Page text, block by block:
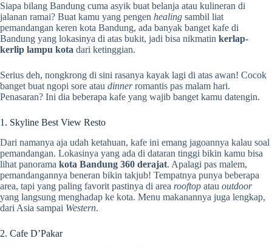
Siapa bilang Bandung cuma asyik buat belanja atau kulineran di
jalanan ramai? Buat kamu yang pengen healing sambil liat
pemandangan keren kota Bandung, ada banyak banget kafe di
Bandung yang lokasinya di atas bukit, jadi bisa nikmatin kerlap-
kerlip lampu kota dari ketinggian.
Serius deh, nongkrong di sini rasanya kayak lagi di atas awan! Cocok
banget buat ngopi sore atau dinnerromantis pas malam hari.
Penasaran? Ini dia beberapa kafe yang wajib banget kamu datengin.
1. Skyline Best View Resto
Dari namanya aja udah ketahuan, kafe ini emang jagoannya kalau soal
pemandangan. Lokasinya yang ada di dataran tinggi bikin kamu bisa
lihat panorama kota Bandung 360 derajat. Apalagi pas malem,
pemandangannya beneran bikin takjub! Tempatnya punya beberapa
area, tapi yang paling favorit pastinya di area rooftop atau outdoor
yang langsung menghadap ke kota. Menu makanannya juga lengkap,
dari Asia sampai Western.
2. Cafe D’Pakar